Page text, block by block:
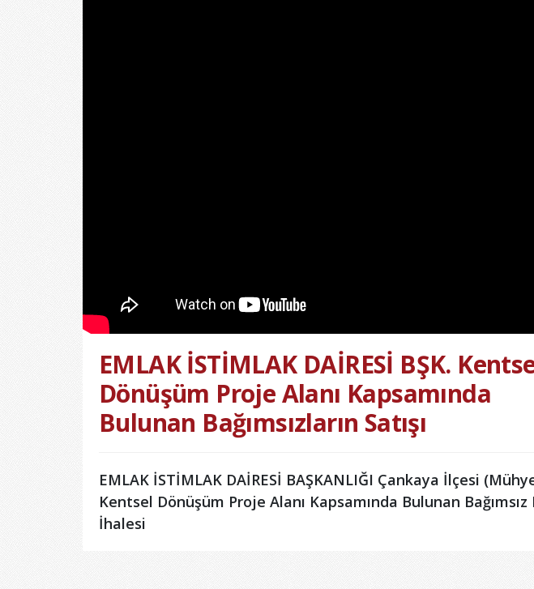
EMLAK İSTİMLAK DAİRESİ BŞK.
Dönüşüm Proje Alanı Kapsamında
Bulunan Bağımsızların Satışı
EMLAK İSTİMLAK DAİRESİ BAŞKANLIĞI Çankaya İlçesi
Kentsel Dönüşüm Proje Alanı Kapsamında Bulunan
İhalesi